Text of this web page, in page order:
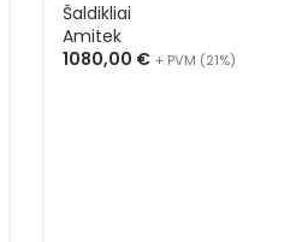
Šaldikliai
Amitek
1080,00 € + PVM (21%)